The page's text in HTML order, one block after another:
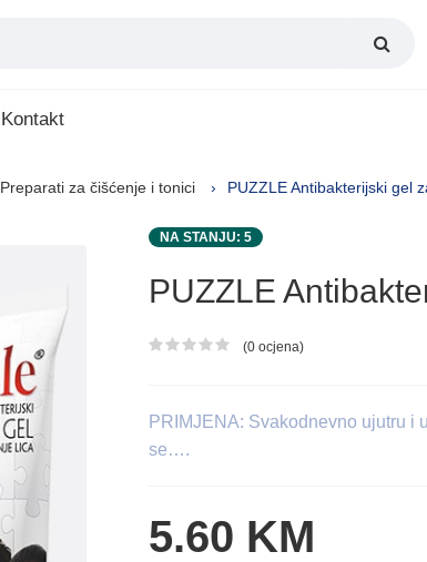
Kontakt
Preparati za čišćenje i tonici PUZZLE Antibakterijski gel
NA STANJU: 5
PUZZLE
Ocjena proizvoda
(0 ocjena)
PRIMJENA: Svakodnevno ujutru i
se….
5.60 KM